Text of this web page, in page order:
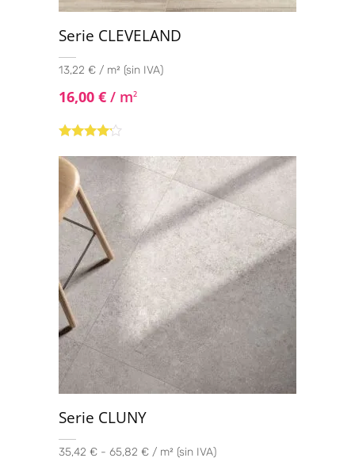
Serie CLEVELAND
13,22 € / m² (sin IVA)
16,00 € / m2
con
de 5
Serie CLUNY
35,42 € - 65,82 € / m² (sin IVA)